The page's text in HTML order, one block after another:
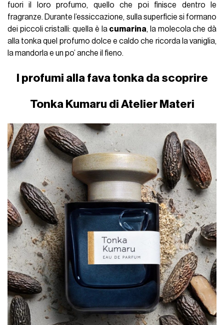
fuori il loro profumo, quello che poi finisce dentro le
fragranze. Durante l’essiccazione, sulla superficie si formano
dei piccoli cristalli: quella è la cumarina, la molecola che dà
alla tonka quel profumo dolce e caldo che ricorda la vaniglia,
la mandorla e un po’ anche il fieno.
I profumi alla fava tonka da scoprire
Tonka Kumaru di Atelier Materi